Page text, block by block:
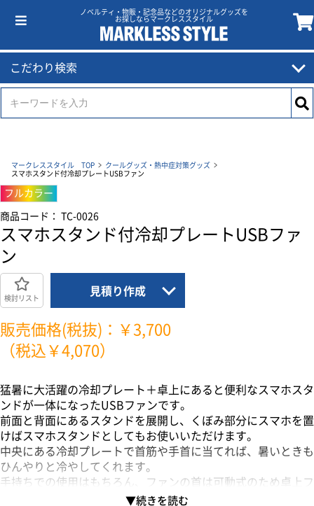
ノベルティ・物販・記念品などのオリジナルグッズを
お探しならマークレススタイル
こだわり検索
マークレススタイル TOP
クールグッズ・熱中症対策グッズ
スマホスタンド付冷却プレートUSBファン
フルカラー
商品コード： TC-0026
スマホスタンド付冷却プレートUSBファ
ン
検討リスト
見積り作成
販売価格(税抜)：￥3,700
（税込￥4,070）
猛暑に大活躍の冷却プレート＋卓上にあると便利なスマホスタ
ンドが一体になったUSBファンです。
前面と背面にあるスタンドを展開し、くぼみ部分にスマホを置
けばスマホスタンドとしてもお使いいただけます。
中央にある冷却プレートで首筋や手首に当てれば、暑いときも
ひんやりと冷やしてくれます。
手持ちでの使用はもちろん、ファンの首は可動式のため卓上フ